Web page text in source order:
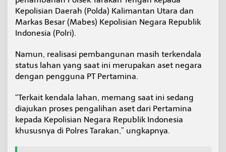
u
T
i
a
k
a
j
u
e
Kepolisian Daerah (Polda) Kalimantan Utara dan
Markas Besar (Mabes) Kepolisian Negara Republik
Indonesia (Polri).
Namun, realisasi pembangunan masih terkendala
status lahan yang saat ini merupakan aset negara
dengan pengguna PT Pertamina.
“Terkait kendala lahan, memang saat ini sedang
diajukan proses pengalihan aset dari Pertamina
kepada Kepolisian Negara Republik Indonesia
khususnya di Polres Tarakan,” ungkapnya.